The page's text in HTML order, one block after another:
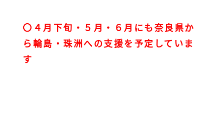
〇４月下旬・５月・６月にも奈良県か
ら輪島・珠洲への支援を予定していま
す